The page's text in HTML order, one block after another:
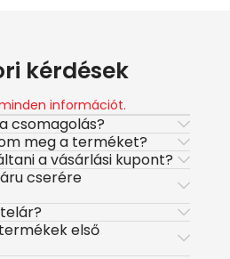
kérdések
információt.
csomagolás?
meg a terméket?
a vásárlási kupont?
cserére
első